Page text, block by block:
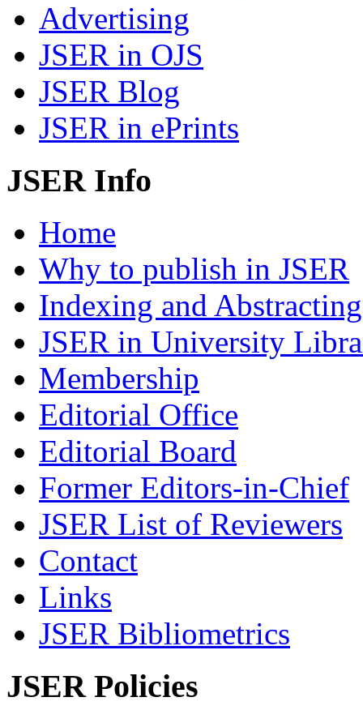
Advertising
JSER in OJS
JSER Blog
JSER in ePrints
JSER Info
Home
Why to publish in JSER
Indexing and Abstracting
JSER in University
Membership
Editorial Office
Editorial Board
Former Editors-in-Chief
JSER List of Reviewers
Contact
Links
JSER Bibliometrics
JSER Policies